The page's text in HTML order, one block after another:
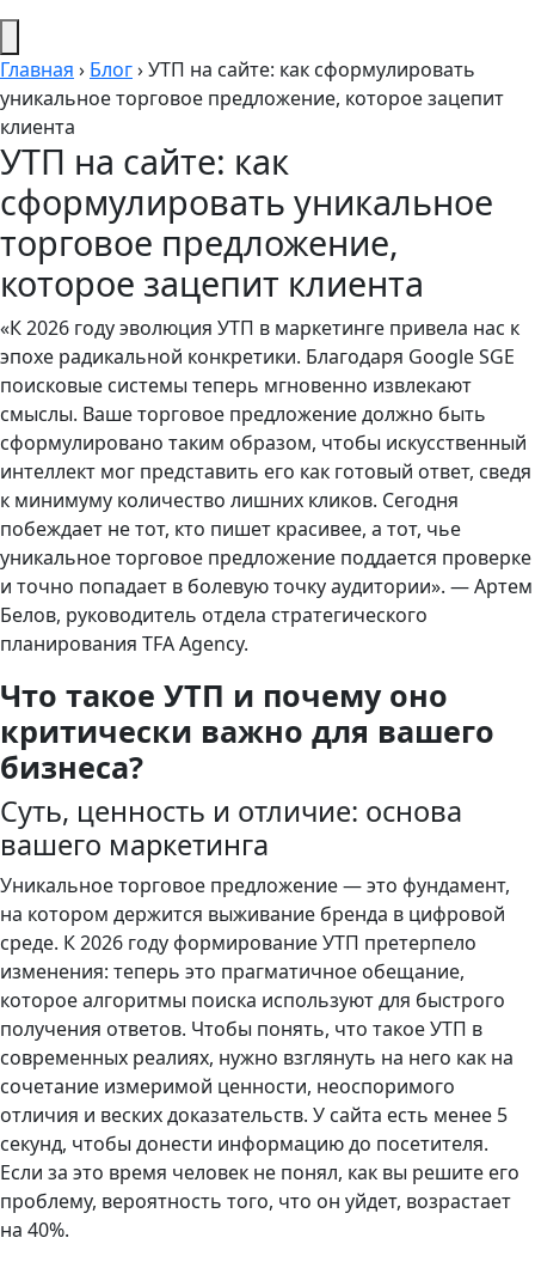
Главная › Блог›УТП на сайте: как сформулировать
уникальное торговое предложение, которое зацепит
клиента
УТП на сайте: как
сформулировать уникальное
торговое предложение,
которое зацепит клиента
«К 2026 году эволюция УТП в маркетинге привела нас к
эпохе радикальной конкретики. Благодаря Google SGE
поисковые системы теперь мгновенно извлекают
смыслы. Ваше торговое предложение должно быть
сформулировано таким образом, чтобы искусственный
интеллект мог представить его как готовый ответ, сведя
к минимуму количество лишних кликов. Сегодня
побеждает не тот, кто пишет красивее, а тот, чье
уникальное торговое предложение поддается проверке
и точно попадает в болевую точку аудитории». — Артем
Белов, руководитель отдела стратегического
планирования TFA Agency.
Что такое УТП и почему оно
критически важно для вашего
бизнеса?
Суть, ценность и отличие: основа
вашего маркетинга
Уникальное торговое предложение — это фундамент,
на котором держится выживание бренда в цифровой
среде. К 2026 году формирование УТП претерпело
изменения: теперь это прагматичное обещание,
которое алгоритмы поиска используют для быстрого
получения ответов. Чтобы понять, что такое УТП в
современных реалиях, нужно взглянуть на него как на
сочетание измеримой ценности, неоспоримого
отличия и веских доказательств. У сайта есть менее 5
секунд, чтобы донести информацию до посетителя.
Если за это время человек не понял, как вы решите его
проблему, вероятность того, что он уйдет, возрастает
на 40%.